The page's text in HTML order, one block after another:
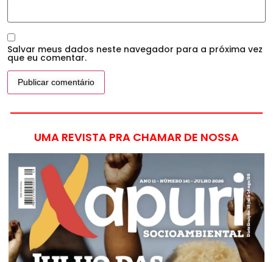
Salvar meus dados neste navegador para a próxima vez
que eu comentar.
UMA REVISTA PRA CHAMAR DE NOSSA